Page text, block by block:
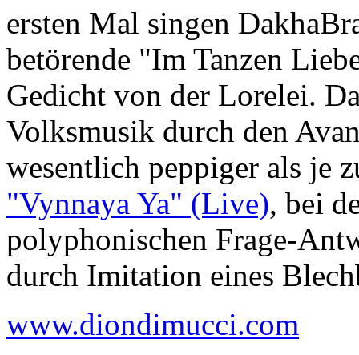
ersten Mal singen
betörende "Im Tanzen
Gedicht von der Lorelei.
Volksmusik durch den
wesentlich peppiger als je
"Vynnaya Ya" (Live), bei
polyphonischen Frage-
durch Imitation eines
www.diondimucci.com